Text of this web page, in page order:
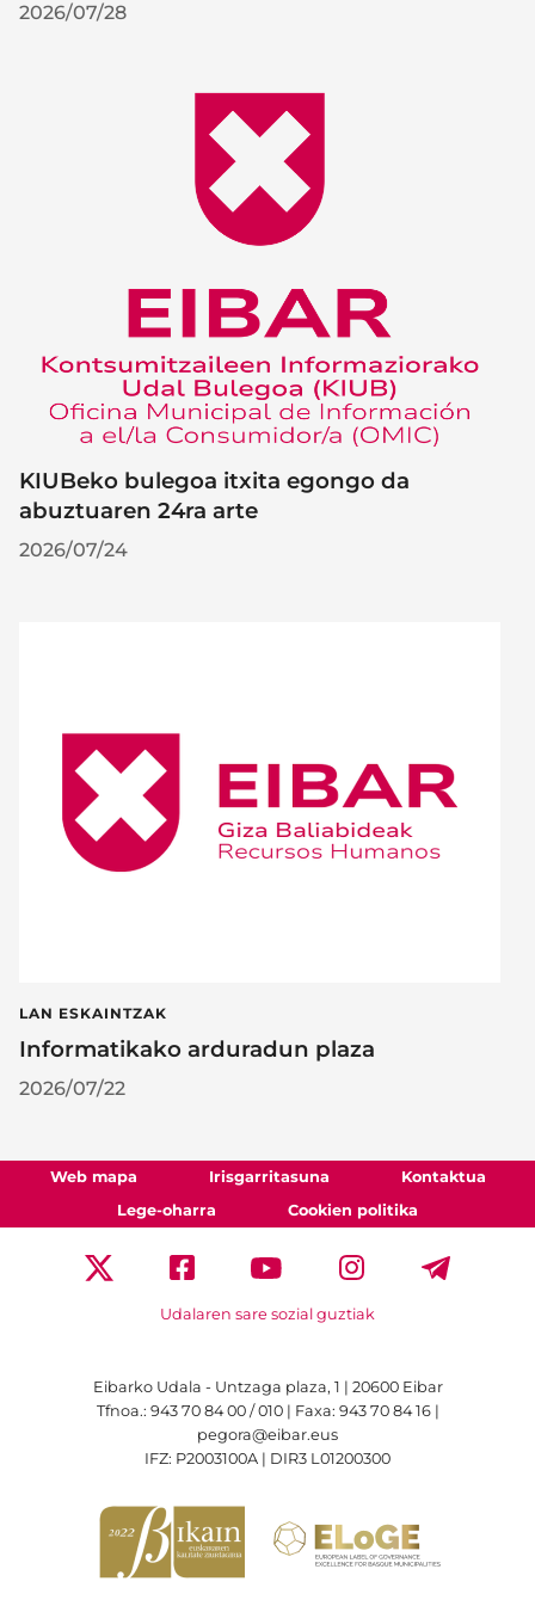
2026/07/28
KIUBeko bulegoa itxita egongo da
abuztuaren 24ra arte
2026/07/24
LAN ESKAINTZAK
Informatikako arduradun plaza
2026/07/22
Web mapa Irisgarritasuna
Kontaktua
Lege-oharra
Cookien politika
Udalaren sare sozial guztiak
Eibarko Udala - Untzaga plaza, 1 | 20600 Eibar
Tfnoa.: 943 70 84 00 / 010 | Faxa: 943 70 84 16 |
pegora@eibar.eus
IFZ: P2003100A | DIR3 L01200300